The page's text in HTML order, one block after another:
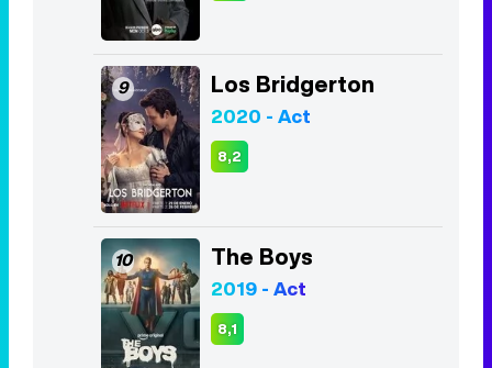
9 Los Bridgerton
2020 - Act
8,2
10 The Boys
2019 - Act
8,1